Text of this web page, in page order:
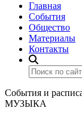
Главная
События
Общество
Материалы
Контакты
События и
МУЗЫКА